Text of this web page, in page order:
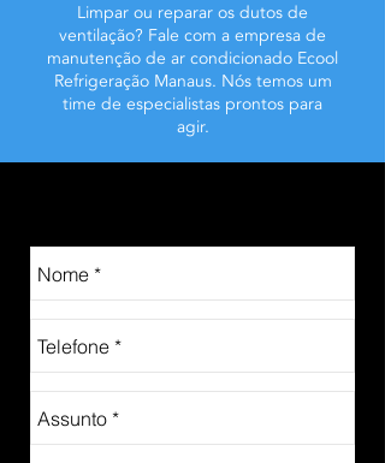
Limpar ou reparar os dutos de
ventilação? Fale com a empresa de
manutenção de ar condicionado Ecool
Refrigeração Manaus. Nós temos um
time de especialistas prontos para
agir.